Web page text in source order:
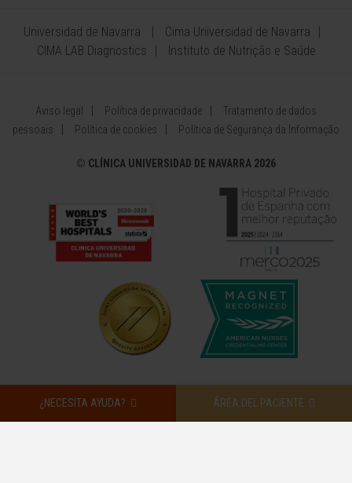
¿NECESITA AYUDA? ÁREA DEL PACIENTE
Universidad de Navarra
Cima Universidad de Navarra
CIMA LAB Diagnostics
Instituto de Nutrição e Saúde
Aviso legal Política de privacidade
Tratamento de dados
pessoais
Política de cookies Política de Segurança da Informação
© CLÍNICA UNIVERSIDAD DE NAVARRA 2026